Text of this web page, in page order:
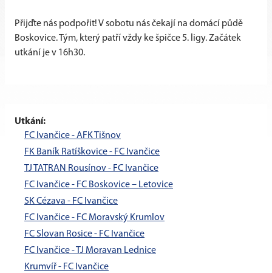
Přijďte nás podpořit! V sobotu nás čekají na domácí půdě
Boskovice. Tým, který patří vždy ke špičce 5. ligy. Začátek
utkání je v 16h30.
Utkání:
FC Ivančice - AFK Tišnov
FK Baník Ratíškovice - FC Ivančice
TJ TATRAN Rousínov - FC Ivančice
FC Ivančice - FC Boskovice – Letovice
SK Cézava - FC Ivančice
FC Ivančice - FC Moravský Krumlov
FC Slovan Rosice - FC Ivančice
FC Ivančice - TJ Moravan Lednice
Krumvíř - FC Ivančice